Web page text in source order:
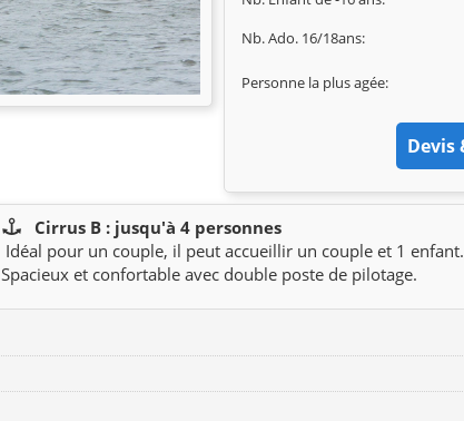
Nb. Ado. 16/18ans:
Personne la plus agée:
Cirrus B : jusqu'à 4 personnes
Idéal pour un couple, il peut accueillir un couple et 1 enfant.
Spacieux et confortable avec double poste de pilotage.